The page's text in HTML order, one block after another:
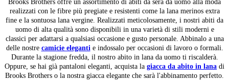
Brooks Brothers offre un assortimento di abiti da sera da uomo alla moda
realizzati con le fibre più pregiate e resistenti come la lana merinos extra
fine e la sontuosa lana vergine. Realizzati meticolosamente, i nostri abiti da
uomo di alta qualità sono disponibili in una varietà di stili moderni e
classici per adattarsi a qualsiasi occasione e gusto personale. Abbinalo a una
delle nostre camicie elegantie indossalo per occasioni di lavoro o formali.
Durante la stagione fredda, il nostro abito in lana da uomo ti riscalderà.
Oppure, se hai già pantaloni eleganti, acquista la giacca da abito in lana di
Brooks Brothers o la nostra giacca elegante che sarà l'abbinamento perfetto.